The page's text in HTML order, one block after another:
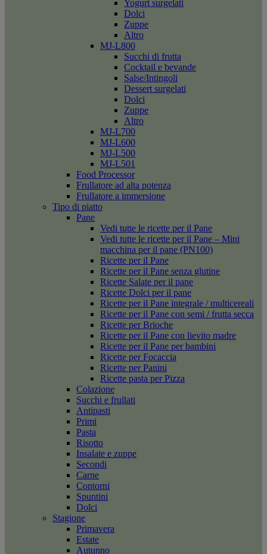
Yogurt surgelati
Dolci
Zuppe
Altro
MJ-L800
Succhi di frutta
Cocktail e bevande
Salse/Intingoli
Dessert surgelati
Dolci
Zuppe
Altro
MJ-L700
MJ-L600
MJ-L500
MJ-L501
Food Processor
Frullatore ad alta potenza
Frullatore a immersione
Tipo di piatto
Pane
Vedi tutte le ricette per il Pane
Vedi tutte le ricette per il Pane – Mini
macchina per il pane (PN100)
Ricette per il Pane
Ricette per il Pane senza glutine
Ricette Salate per il pane
Ricette Dolci per il pane
Ricette per il Pane integrale / multicereali
Ricette per il Pane con semi / frutta secca
Ricette per Brioche
Ricette per il Pane con lievito madre
Ricette per il Pane per bambini
Ricette per Focaccia
Ricette per Panini
Ricette pasta per Pizza
Colazione
Succhi e frullati
Antipasti
Primi
Pasta
Risotto
Insalate e zuppe
Secondi
Carne
Contorni
Spuntini
Dolci
Stagione
Primavera
Estate
Autunno